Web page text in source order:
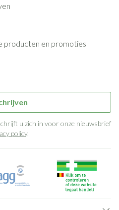
producten en promoties
u zich in voor onze nieuwsbrief
policy.